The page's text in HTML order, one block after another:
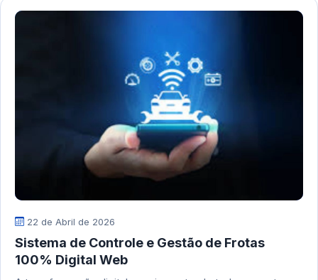
22 de Abril de 2026
Sistema de Controle e Gestão de Frotas
100% Digital Web